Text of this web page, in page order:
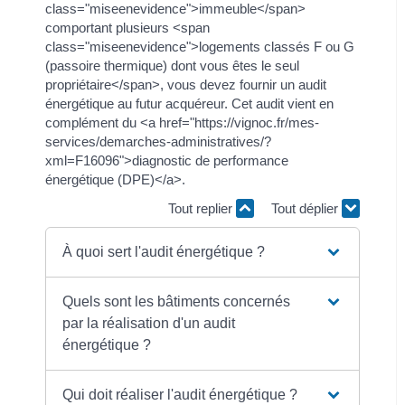
class="miseenevidence">immeuble</span>
comportant plusieurs <span
class="miseenevidence">logements classés F ou G
(passoire thermique) dont vous êtes le seul
propriétaire</span>, vous devez fournir un audit
énergétique au futur acquéreur. Cet audit vient en
complément du <a href="https://vignoc.fr/mes-
services/demarches-administratives/?
xml=F16096">diagnostic de performance
énergétique (DPE)</a>.
Tout replier
Tout déplier
À quoi sert l'audit énergétique ?
Quels sont les bâtiments concernés
par la réalisation d'un audit
énergétique ?
Qui doit réaliser l'audit énergétique ?